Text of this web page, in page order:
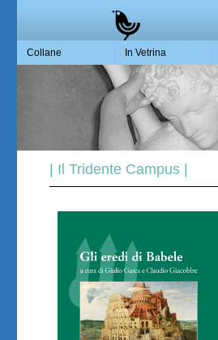
Collane In Vetrina
| Il Tridente Campus |